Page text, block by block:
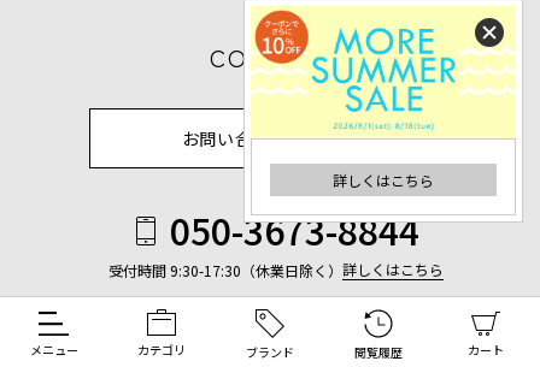
詳しくはこちら
メニュー カテゴリ ブランド 閲覧履歴 カート
CONTACT
お問い合わせフォーム
050-3673-8844
受付時間 9:30-17:30（休業日除く） 詳しくはこちら